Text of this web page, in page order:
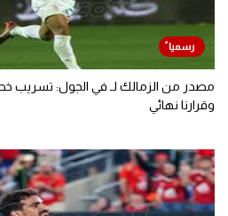
مصدر من الزمالك لـ في الجول: تسريب
وقرارنا نهائي